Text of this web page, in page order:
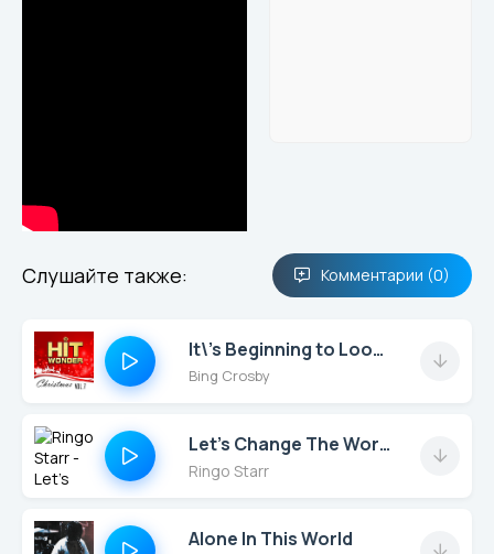
Слушайте также: Комментарии (0)
It\'s Beginning to Look a Lot Like Christmas (Christmas Hit)
Bing Crosby
Let’s Change The World
Ringo Starr
Alone In This World